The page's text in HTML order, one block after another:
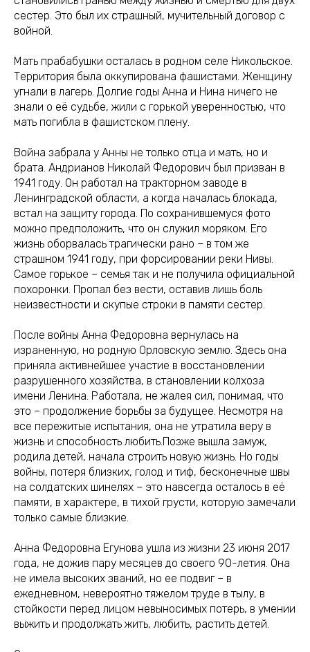
сестер. Это был их страшный, мучительный договор с
войной.
Мать прабабушки осталась в родном селе Никольское.
Территория была оккупирована фашистами. Женщину
угнали в лагерь. Долгие годы Анна и Нина ничего не
знали о её судьбе, жили с горькой уверенностью, что
мать погибла в фашистском плену.
Война забрала у Анны не только отца и мать, но и
брата. Андрианов Николай Федорович был призван в
1941 году. Он работал на тракторном заводе в
Ленинградской области, а когда началась блокада,
встал на защиту города. По сохранившемуся фото
можно предположить, что он служил моряком. Его
жизнь оборвалась трагически рано – в том же
страшном 1941 году, при форсировании реки Нивы.
Самое горькое – семья так и не получила официальной
похоронки. Пропал без вести, оставив лишь боль
неизвестности и скупые строки в памяти сестер.
После войны Анна Федоровна вернулась на
израненную, но родную Орловскую землю. Здесь она
приняла активнейшее участие в восстановлении
разрушенного хозяйства, в становлении колхоза
имени Ленина. Работала, не жалея сил, понимая, что
это – продолжение борьбы за будущее. Несмотря на
все пережитые испытания, она не утратила веру в
жизнь и способность любить.Позже вышла замуж,
родила детей, начала строить новую жизнь. Но годы
войны, потеря близких, голод и тиф, бесконечные швы
на солдатских шинелях – это навсегда осталось в её
памяти, в характере, в тихой грусти, которую замечали
только самые близкие.
Анна Федоровна Егунова ушла из жизни 23 июня 2017
года, не дожив пару месяцев до своего 90-летия. Она
не имела высоких званий, но ее подвиг – в
ежедневном, невероятно тяжелом труде в тылу, в
стойкости перед лицом невыносимых потерь, в умении
выжить и продолжать жить, любить, растить детей.